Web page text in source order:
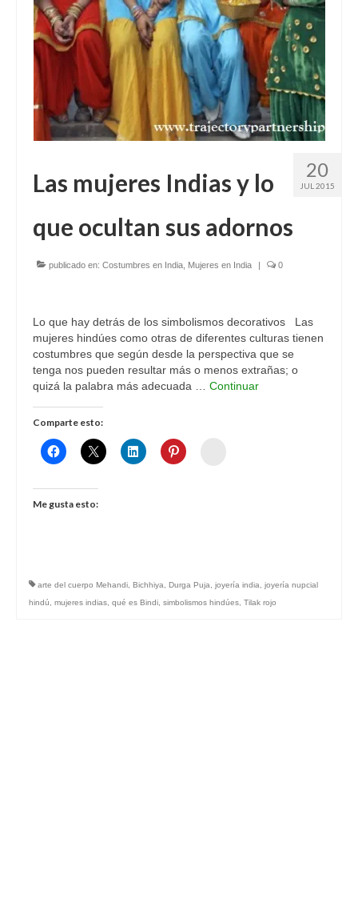
20
JUL 2015
Las mujeres Indias y lo
que ocultan sus adornos
publicado en: Costumbres en India Mujeres en India | 0
Lo que hay detrás de los simbolismos decorativos Las
mujeres hindúes como otras de diferentes culturas tienen
costumbres que según desde la perspectiva que se
tenga nos pueden resultar más o menos extrañas; o
quizá la palabra más adecuada … Continuar
Comparte esto:
Me gusta esto:
arte del cuerpo Mehandi Bichhiya Durga Puja joyería india
joyería nupcial
hindú
mujeres indias qué es Bindi simbolismos hindúes Tilak rojo